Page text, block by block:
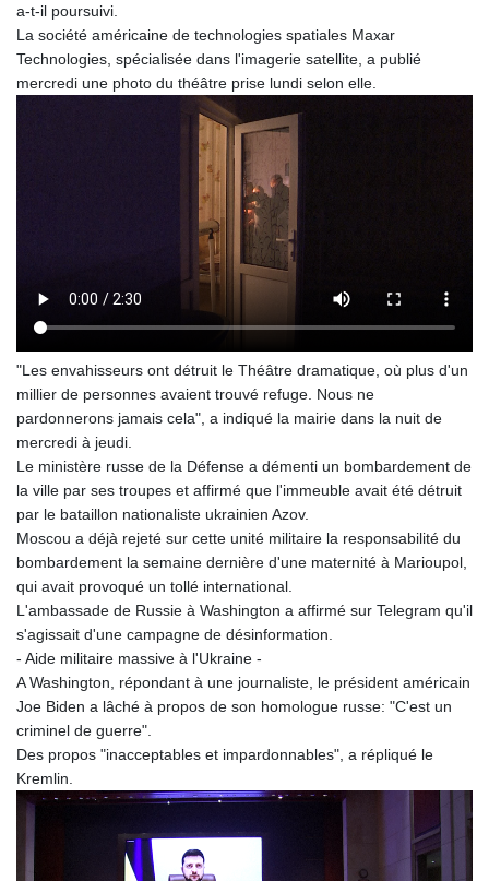
a-t-il poursuivi.
La société américaine de technologies spatiales Maxar
Technologies, spécialisée dans l'imagerie satellite, a publié
mercredi une photo du théâtre prise lundi selon elle.
"Les envahisseurs ont détruit le Théâtre dramatique, où plus d'un
millier de personnes avaient trouvé refuge. Nous ne
pardonnerons jamais cela", a indiqué la mairie dans la nuit de
mercredi à jeudi.
Le ministère russe de la Défense a démenti un bombardement de
la ville par ses troupes et affirmé que l'immeuble avait été détruit
par le bataillon nationaliste ukrainien Azov.
Moscou a déjà rejeté sur cette unité militaire la responsabilité du
bombardement la semaine dernière d'une maternité à Marioupol,
qui avait provoqué un tollé international.
L'ambassade de Russie à Washington a affirmé sur Telegram qu'il
s'agissait d'une campagne de désinformation.
- Aide militaire massive à l'Ukraine -
A Washington, répondant à une journaliste, le président américain
Joe Biden a lâché à propos de son homologue russe: "C'est un
criminel de guerre".
Des propos "inacceptables et impardonnables", a répliqué le
Kremlin.